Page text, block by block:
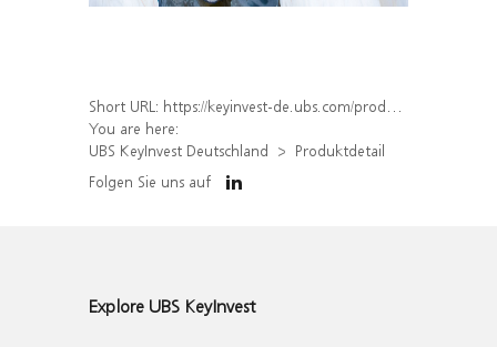
Short URL: https://keyinvest-de.ubs.com/produkt/detail/index/isin/DE000WA8PNQ1
You are here:
UBS KeyInvest Deutschland
Produktdetail
Folgen Sie uns auf
Explore UBS KeyInvest